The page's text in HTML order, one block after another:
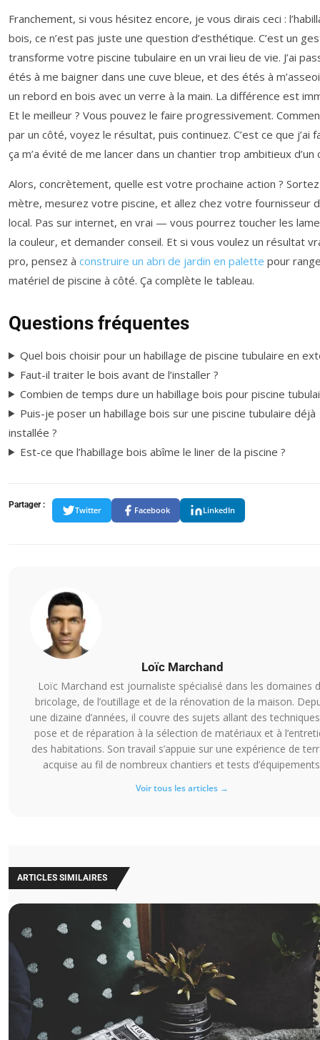
Franchement, si vous hésitez encore, je vous dirais ceci :
bois, ce n’est pas juste une question d’esthétique. C’est un
transforme votre piscine tubulaire en un vrai lieu de vie. J’ai
étés à me baigner dans une cuve bleue, et des étés à
un rebord en bois avec un verre à la main. La différence est
Et le meilleur ? Vous pouvez le faire progressivement.
par un côté, voyez le résultat, puis continuez. C’est ce que j’ai
ça m’a évité de me lancer dans un chantier trop ambitieux d’un
Alors, concrètement, quelle est votre prochaine action ?
mètre, mesurez votre piscine, et allez chez votre fournisseur
local. Pas sur internet, en vrai — vous pourrez toucher les
la couleur, et demander conseil. Et si vous voulez un résultat
pro, pensez à construire un abri de jardin en palette pour
matériel de piscine à côté. Ça complète le tableau.
Questions fréquentes
Quel bois choisir pour un habillage de piscine tubulaire en
Faut-il traiter le bois avant de l’installer ?
Combien de temps dure un habillage bois pour piscine
Puis-je poser un habillage bois sur une piscine tubulaire déjà
installée ?
Est-ce que l’habillage bois abîme le liner de la piscine ?
Partager :
Twitter Facebook LinkedIn
Loïc Marchand
Loïc Marchand est journaliste spécialisé dans les domaines
bricolage, de l’outillage et de la rénovation de la maison.
une dizaine d’années, il couvre des sujets allant des
pose et de réparation à la sélection de matériaux et à
des habitations. Son travail s’appuie sur une expérience de
acquise au fil de nombreux chantiers et tests
Voir tous les articles →
ARTICLES SIMILAIRES